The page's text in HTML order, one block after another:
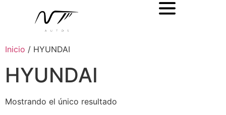
Inicio / HYUNDAI
HYUNDAI
Mostrando el único resultado